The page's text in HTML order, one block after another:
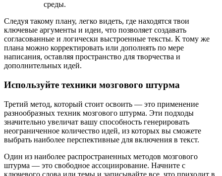
среды.
Следуя такому плану, легко видеть, где находятся твои
ключевые аргументы и идеи, что позволяет создавать
согласованные и логически выстроенные тексты. К тому же
плана можно корректировать или дополнять по мере
написания, оставляя пространство для творчества и
дополнительных идей.
Используйте техники мозгового штурма
Третий метод, который стоит освоить — это применение
разнообразных техник мозгового штурма. Эти подходы
значительно увеличат вашу способность генерировать
неограниченное количество идей, из которых вы сможете
выбрать наиболее перспективные для включения в текст.
Один из наиболее распространенных методов мозгового
штурма — это свободное ассоциирование. Начните с
ключевого слова или темы и записывайте все, что приходит в